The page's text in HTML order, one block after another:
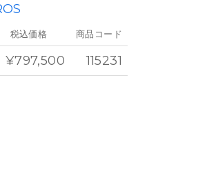
税込価格
¥797,500
商品コード
115231